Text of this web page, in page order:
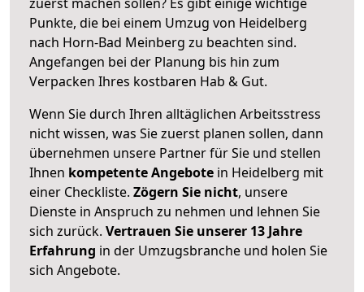
Punkte, die bei einem Umzug von Heidelberg
nach Horn-Bad Meinberg zu beachten sind.
Angefangen bei der Planung bis hin zum
Verpacken Ihres kostbaren Hab & Gut.
Wenn Sie durch Ihren alltäglichen Arbeitsstress
nicht wissen, was Sie zuerst planen sollen, dann
übernehmen unsere Partner für Sie und stellen
Ihnen kompetente Angebote in Heidelberg mit
einer Checkliste. Zögern Sie nicht, unsere
Dienste in Anspruch zu nehmen und lehnen Sie
sich zurück. Vertrauen Sie unserer 13 Jahre
Erfahrung in der Umzugsbranche und holen Sie
sich Angebote.